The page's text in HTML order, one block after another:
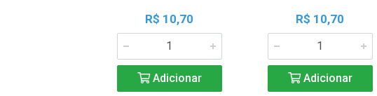
R$ 10,70
Adicionar
R$ 10,70
Adicionar